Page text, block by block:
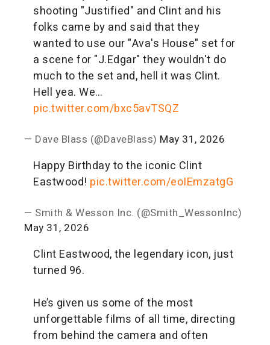
shooting "Justified" and Clint and his
folks came by and said that they
wanted to use our "Ava's House" set for
a scene for "J.Edgar" they wouldn't do
much to the set and, hell it was Clint.
Hell yea. We…
pic.twitter.com/bxc5avTSQZ
— Dave Blass (@DaveBlass) May 31, 2026
Happy Birthday to the iconic Clint
Eastwood! pic.twitter.com/eoIEmzatgG
— Smith & Wesson Inc. (@Smith_WessonInc)
May 31, 2026
Clint Eastwood, the legendary icon, just
turned 96.
He’s given us some of the most
unforgettable films of all time, directing
from behind the camera and often